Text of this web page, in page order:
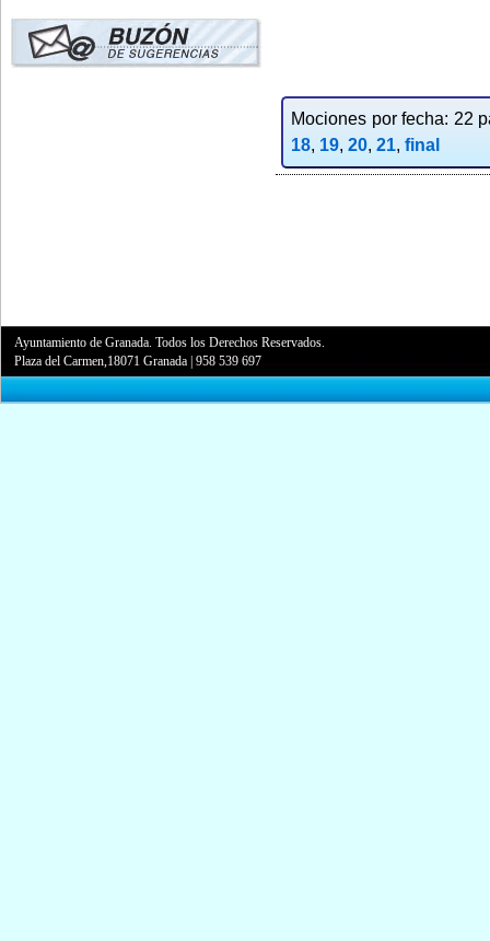
Mociones por fecha: 22
18, 19, 20, 21, final
Ayuntamiento de Granada. Todos los Derechos Reservados.
Plaza del Carmen,18071 Granada |958 539 697